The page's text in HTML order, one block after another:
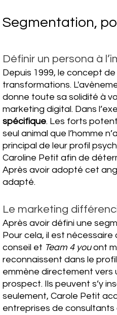
Segmentation,
Définir un persona à
Depuis 1999, le concept
transformations.
donne toute sa solidité à
marketing digital. Dans
spécifique. Les forts
seul animal que l’homme
principal de leur profil
Caroline Petit afin de
Après avoir adopté cet
adapté.
Le marketing
Après avoir défini une
Pour cela, il est nécessaire
conseil et Team 4 you ont
reconnaissent dans le
emmène directement vers
prospect. Ils peuvent s’y
seulement, Carole Petit
entreprises de consultants